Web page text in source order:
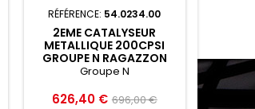
RÉFÉRENCE: 54.0234.00
2EME CATALYSEUR
METALLIQUE 200CPSI
GROUPE N RAGAZZON
HYUNDAI GENESIS MK1 BH
Groupe N
Prix
626,40 € Prix
696,00 €